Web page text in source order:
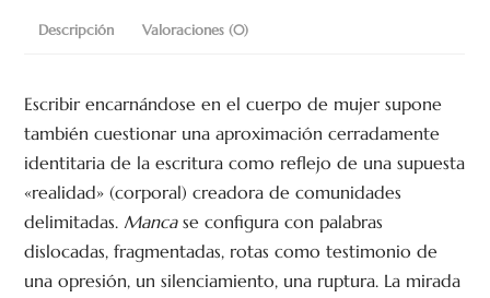
Descripción Valoraciones (0)
Escribir encarnándose en el cuerpo de mujer supone
también cuestionar una aproximación cerradamente
identitaria de la escritura como reflejo de una supuesta
«realidad» (corporal) creadora de comunidades
delimitadas.Mancase configura con palabras
dislocadas, fragmentadas, rotas como testimonio de
una opresión, un silenciamiento, una ruptura. La mirada